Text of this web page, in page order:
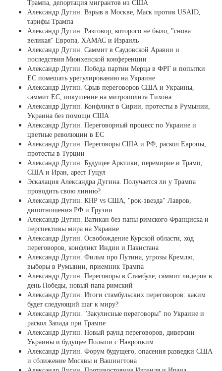
Трампа, депортация мигрантов из США
Александр Дугин. Взрыв в Москве, Маск против USAID,
тарифы Трампа
Александр Дугин. Разговор, которого не было, "снова
великая" Европа, ХАМАС и Израиль
Александр Дугин. Саммит в Саудовской Аравии и
последствия Мюнхенской конференции
Александр Дугин. Победа партии Мерца в ФРГ и попытки
ЕС помешать урегулированию на Украине
Александр Дугин. Срыв переговоров США и Украины,
саммит ЕС, покушение на митрополита Тихона
Александр Дугин. Конфликт в Сирии, протесты в Румынии,
Украина без помощи США
Александр Дугин. Переговорный процесс по Украине и
цветные революции в ЕС
Александр Дугин. Переговоры США и РФ, раскол Европы,
протесты в Турции
Александр Дугин. Будущее Арктики, перемирие и Трамп,
США и Иран, арест Гуцул
Эскалация Александра Дугина. Получается ли у Трампа
проводить свою линию?
Александр Дугин. КНР vs США, "рок-звезда" Лавров,
дипотношения РФ и Грузии
Александр Дугин. Ватикан без папы римского Франциска и
перспективы мира на Украине
Александр Дугин. Освобождение Курской области, ход
переговоров, конфликт Индии и Пакистана
Александр Дугин. Фильм про Путина, угрозы Кремлю,
выборы в Румынии, приемник Трампа
Александр Дугин. Переговоры в Стамбуле, саммит лидеров в
день Победы, новый папа римский
Александр Дугин. Итоги стамбульских переговоров: каким
будет следующий шаг к миру?
Александр Дугин. "Закулисные переговоры" по Украине и
раскол Запада при Трампе
Александр Дугин. Новый раунд переговоров, диверсии
Украины и будущее Польши с Навроцким
Александр Дугин. Форум будущего, опасения разведки США
и сближение Москвы и Вашингтона